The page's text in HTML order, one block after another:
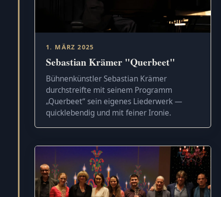
1. MÄRZ 2025
Sebastian Krämer "Querbeet"
Bühnenkünstler Sebastian Krämer
durchstreifte mit seinem Programm
„Querbeet“ sein eigenes Liederwerk —
quicklebendig und mit feiner Ironie.